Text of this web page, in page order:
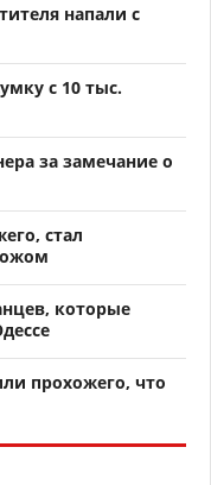
напали с
с 10 тыс.
за замечание о
стал
которые
прохожего, что